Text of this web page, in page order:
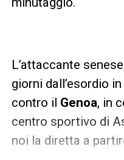
L’attaccante
giorni dall’esordio
contro il Genoa, in
centro sportivo di
noi la diretta a